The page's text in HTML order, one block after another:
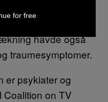
var eksplicit. De
havde også
traumesymptomer.
er psykiater og
Coalition on TV
for free